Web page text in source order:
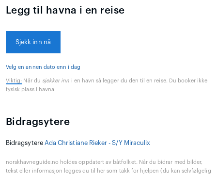
Legg til havna i en reise
Sjekk inn nå
Velg en annen dato enn i dag
Viktig: Når du sjekker inn i en havn så legger du den til en reise. Du booker ikke
fysisk plass i havna
Bidragsytere
Bidragsytere Ada Christiane Rieker - S/Y Miraculix
norskhavneguide.no holdes oppdatert av båtfolket. Når du bidrar med bilder,
tekst eller informasjon legges du til her som takk for hjelpen (du kan selvfølgelig